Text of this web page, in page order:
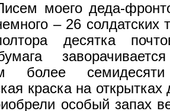
моего деда-
– 26 солдатских
десятка
более
краска на
особый запах